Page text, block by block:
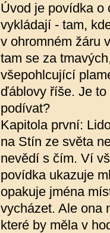
Úvod je povídka o
vykládají - tam,
v ohromném žáru
tam se za
všepohlcující
ďáblovy říše. Je
podívat?
Kapitola první:
na Stín ze světa
nevědí s čím. Ví
povídka ukazuje
opakuje jména
vycházet. Ale ona
které by měla v